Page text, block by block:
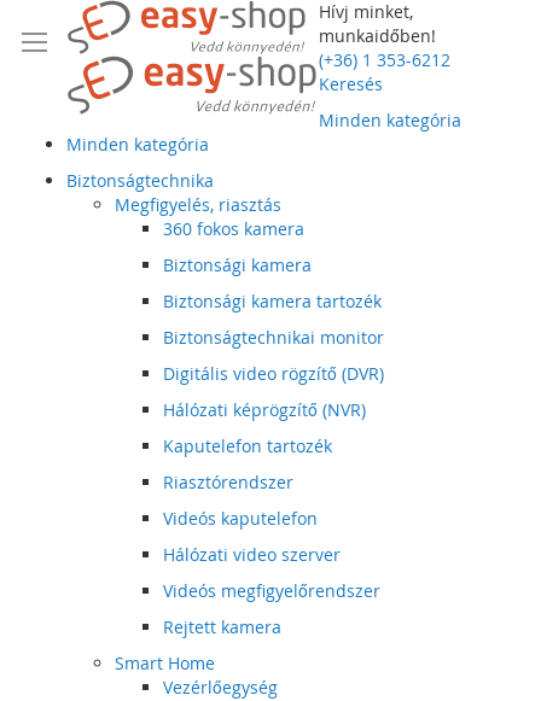
Hívj minket,
munkaidőben!
(+36) 1 353-6212
Keresés
Minden kategória
Minden kategória
Biztonságtechnika
Megfigyelés, riasztás
360 fokos kamera
Biztonsági kamera
Biztonsági kamera tartozék
Biztonságtechnikai monitor
Digitális video rögzítő (DVR)
Hálózati képrögzítő (NVR)
Kaputelefon tartozék
Riasztórendszer
Videós kaputelefon
Hálózati video szerver
Videós megfigyelőrendszer
Rejtett kamera
Smart Home
Vezérlőegység